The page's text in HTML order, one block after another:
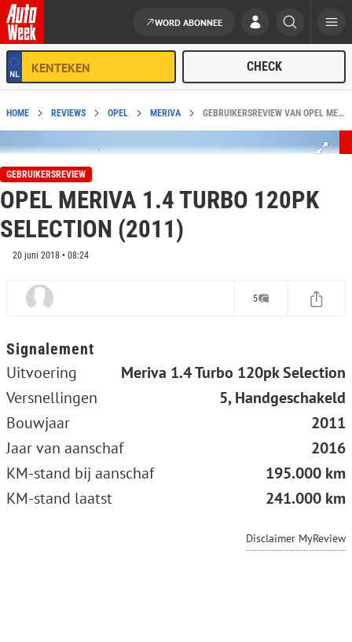
Ga naar de inhoud
WORD ABONNEE
HOME REVIEWS OPEL MERIVA GEBRUIKERSREVIEW VAN OPEL MERIVA 1.4 TURBO 120PK SELECTION (2011)
GEBRUIKERSREVIEW
OPEL MERIVA 1.4 TURBO 120PK
SELECTION (2011)
20 juni 2018 • 08:24
5
Signalement
Uitvoering
Meriva 1.4 Turbo 120pk Selection
Versnellingen
5, Handgeschakeld
Bouwjaar
2011
Jaar van aanschaf
2016
KM-stand bij aanschaf
195.000 km
KM-stand laatst
241.000 km
Disclaimer MyReview